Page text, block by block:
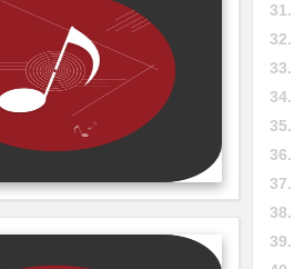
31.
32.
33.
34.
35.
36.
37.
38.
39.